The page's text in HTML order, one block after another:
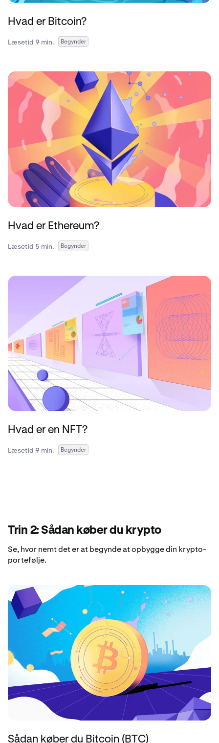
Hvad er Bitcoin?
Læsetid 9 min. Begynder
Hvad er Ethereum?
Læsetid 5 min. Begynder
Hvad er en NFT?
Læsetid 9 min. Begynder
Trin 2: Sådan køber du krypto
Se, hvor nemt det er at begynde at opbygge din krypto-
portefølje.
Sådan køber du Bitcoin (BTC)